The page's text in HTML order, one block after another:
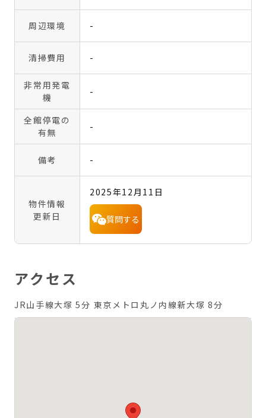
周辺環境 -
清掃費用 -
非常用発電
機
-
全館停電の
有無
-
備考 -
物件情報
更新日
2025年12月11日
質問する
アクセス
JR山手線大塚 5分 東京メトロ丸ノ内線新大塚 8分